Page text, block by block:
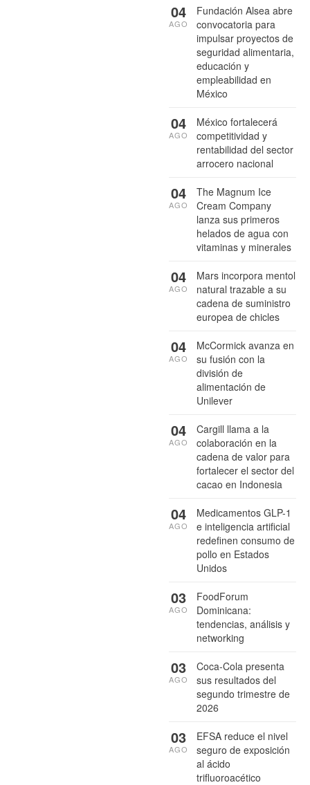
Fundación Alsea abre
convocatoria para
impulsar proyectos de
seguridad alimentaria,
educación y
empleabilidad en
México
04
AGO
México fortalecerá
competitividad y
rentabilidad del sector
arrocero nacional
04
AGO
The Magnum Ice
Cream Company
lanza sus primeros
helados de agua con
vitaminas y minerales
04
AGO
Mars incorpora mentol
natural trazable a su
cadena de suministro
europea de chicles
04
AGO
McCormick avanza en
su fusión con la
división de
alimentación de
Unilever
04
AGO
Cargill llama a la
colaboración en la
cadena de valor para
fortalecer el sector del
cacao en Indonesia
04
AGO
Medicamentos GLP-1
e inteligencia artificial
redefinen consumo de
pollo en Estados
Unidos
04
AGO
FoodForum
Dominicana:
tendencias, análisis y
networking
03
AGO
Coca-Cola presenta
sus resultados del
segundo trimestre de
2026
03
AGO
EFSA reduce el nivel
seguro de exposición
al ácido
trifluoroacético
03
AGO